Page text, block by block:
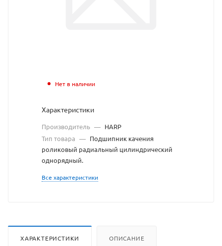
владельца
сайта
Нет в наличии
Характеристики
Производитель — HARP
Тип товара — Подшипник качения
роликовый радиальный цилиндрический
однорядный.
Все характеристики
ХАРАКТЕРИСТИКИ ОПИСАНИЕ